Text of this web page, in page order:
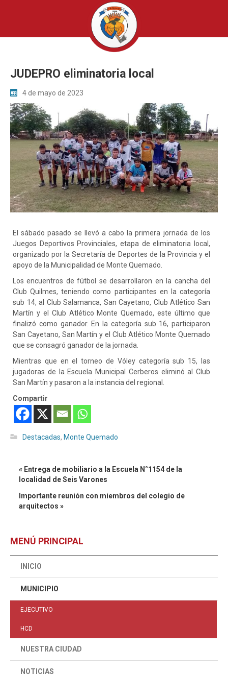
JUDEPRO eliminatoria local
4 de mayo de 2023
El sábado pasado se llevó a cabo la primera jornada de los
Juegos Deportivos Provinciales, etapa de eliminatoria local,
organizado por la Secretaría de Deportes de la Provincia y el
apoyo de la Municipalidad de Monte Quemado.
Los encuentros de fútbol se desarrollaron en la cancha del
Club Quilmes, teniendo como participantes en la categoría
sub 14, al Club Salamanca, San Cayetano, Club Atlético San
Martín y el Club Atlético Monte Quemado, esteúltimo que
finalizó como ganador. En la categoría sub 16, participaron
San Cayetano, San Martín y el Club Atlético Monte Quemado
que se consagró ganador de la jornada.
Mientras que en el torneo de Vóley categoría sub 15, las
jugadoras de la Escuela Municipal Cerberos eliminó al Club
San Martín y pasaron a la instancia del regional.
Compartir
Destacadas, Monte Quemado
« Entrega de mobiliario a la Escuela N°1154 de la
localidad de Seis Varones
Importante reunión con miembros del colegio de
arquitectos »
MENÚ PRINCIPAL
INICIO
MUNICIPIO
EJECUTIVO
HCD
NUESTRA CIUDAD
NOTICIAS